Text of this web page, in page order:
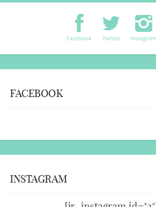
Facebook Twitter Instagram
FACEBOOK
INSTAGRAM